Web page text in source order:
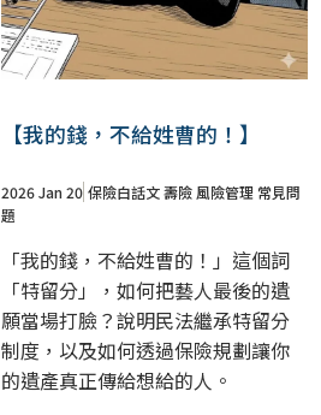
【我的錢，不給姓曹的！】
2026 Jan 20 保險白話文壽險 風險管理 常見問
題
「我的錢，不給姓曹的！」這個詞
「特留分」，如何把藝人最後的遺
願當場打臉？說明民法繼承特留分
制度，以及如何透過保險規劃讓你
的遺產真正傳給想給的人。